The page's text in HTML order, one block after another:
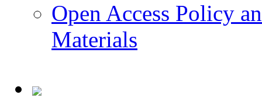
Open Access Policy
Materials